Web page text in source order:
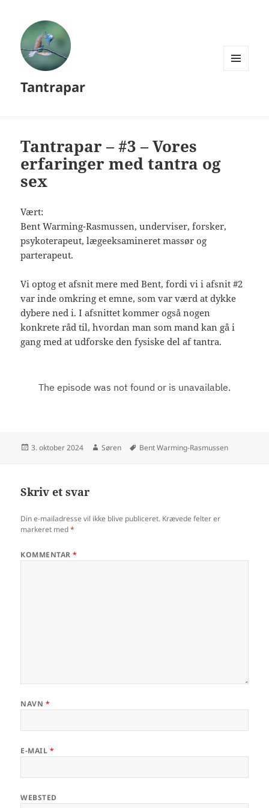
Tantrapar
Tantrapar – #3 – Vores
erfaringer med tantra og
sex
Vært:
Bent Warming-Rasmussen, underviser, forsker,
psykoterapeut, lægeeksamineret massør og
parterapeut.
Vi optog et afsnit mere med Bent, fordi vi i afsnit #2
var inde omkring et emne, som var værd at dykke
dybere ned i. I afsnittet kommer også nogen
konkrete råd til, hvordan man som mand kan gå i
gang med at udforske den fysiske del af tantra.
Udgivet
3. oktober 2024 Forfatter
Søren Tags
Bent Warming-Rasmussen
Skriv et svar
Din e-mailadresse vil ikke blive publiceret. Krævede felter er
markeret med*
KOMMENTAR*
NAVN *
E-MAIL *
WEBSTED